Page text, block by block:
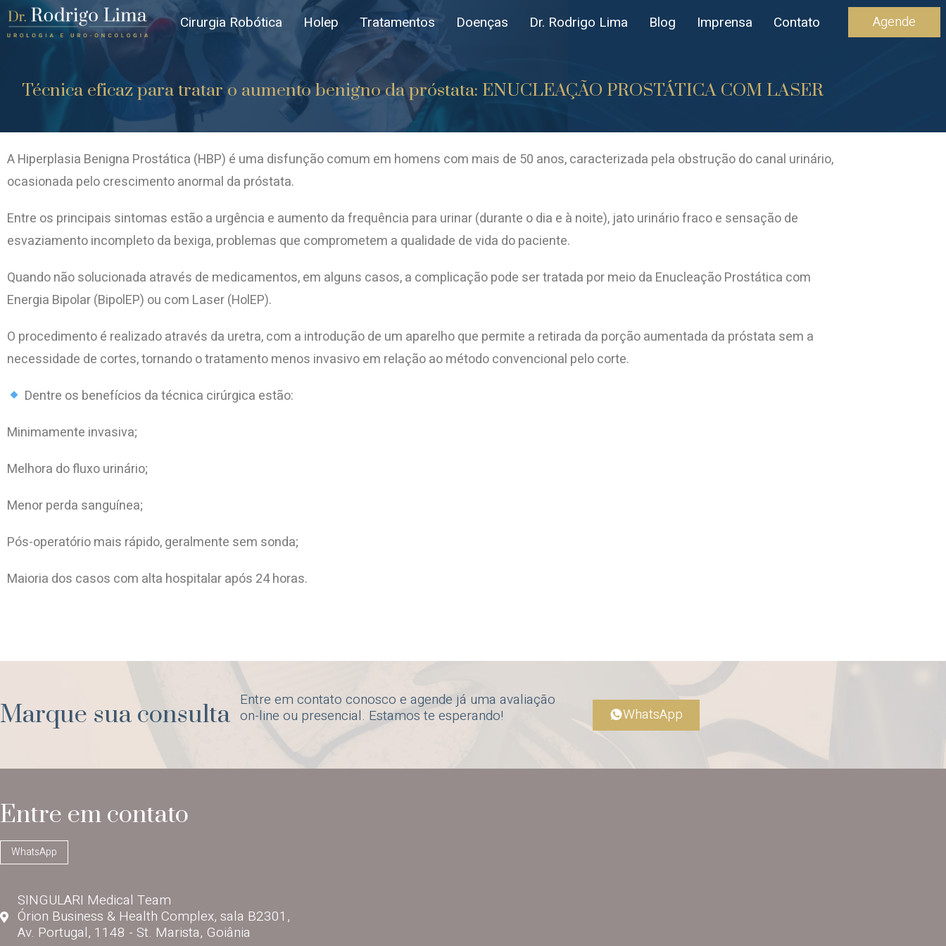
Cirurgia Robótica Holep Tratamentos Doenças Dr. Rodrigo Lima Blog Imprensa Contato Agende
Técnica eficaz para tratar o aumento benigno da próstata: ENUCLEAÇÃO PROSTÁTICA COM LASER
A Hiperplasia Benigna Prostática (HBP) é uma disfunção comum em homens com mais de 50 anos, caracterizada pela obstrução do canal urinário,
ocasionada pelo crescimento anormal da próstata.
Entre os principais sintomas estão a urgência e aumento da frequência para urinar (durante o dia e à noite), jato urinário fraco e sensação de
esvaziamento incompleto da bexiga, problemas que comprometem a qualidade de vida do paciente.
Quando não solucionada através de medicamentos, em alguns casos, a complicação pode ser tratada por meio da Enucleação Prostática com
Energia Bipolar (BipolEP) ou com Laser (HolEP).
O procedimento é realizado através da uretra, com a introdução de um aparelho que permite a retirada da porção aumentada da próstata sem a
necessidade de cortes, tornando o tratamento menos invasivo em relação ao método convencional pelo corte.
Dentre os benefícios da técnica cirúrgica estão:
Minimamente invasiva;
Melhora do fluxo urinário;
Menor perda sanguínea;
Pós-operatório mais rápido, geralmente sem sonda;
Maioria dos casos com alta hospitalar após 24 horas.
Marque sua consulta Entre em contato conosco e agende já uma avaliação
on-line ou presencial. Estamos te esperando!
WhatsApp
Entre em contato
WhatsApp
SINGULARI Medical Team
Órion Business & Health Complex, sala B2301,
Av. Portugal, 1148 - St. Marista, Goiânia